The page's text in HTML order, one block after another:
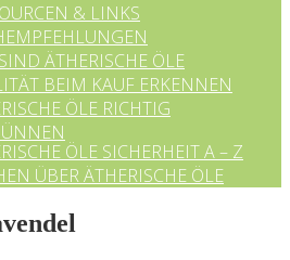
& LINKS
ÄTHERISCHE ÖLE
BEIM KAUF ERKENNEN
ÖLE RICHTIG
ÖLE SICHERHEIT A – Z
ÜBER ÄTHERISCHE ÖLE